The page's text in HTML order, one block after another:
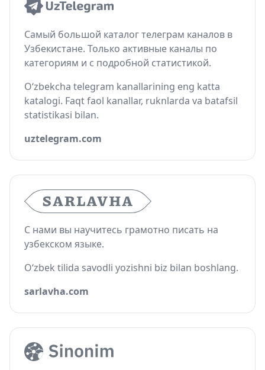
Самый большой каталог телеграм каналов в
Узбекистане. Только активные каналы по
категориям и с подробной статистикой.
O‘zbekcha telegram kanallarining eng katta
katalogi. Faqt faol kanallar, ruknlarda va batafsil
statistikasi bilan.
uztelegram.com
С нами вы научитесь грамотно писать на
узбекском языке.
O‘zbek tilida savodli yozishni biz bilan boshlang.
sarlavha.com